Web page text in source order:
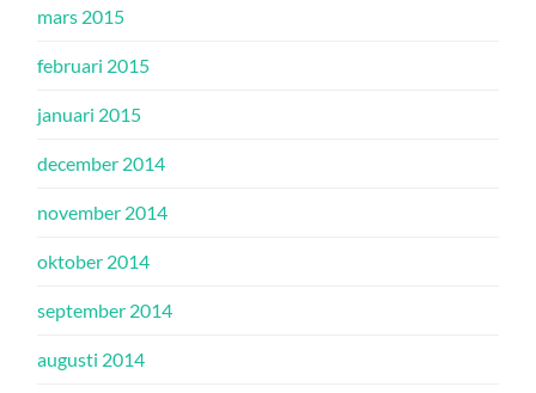
mars 2015
februari 2015
januari 2015
december 2014
november 2014
oktober 2014
september 2014
augusti 2014